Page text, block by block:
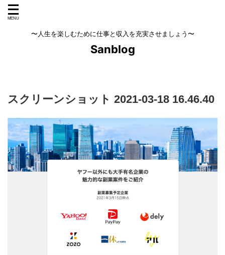
〜人生を楽しむために仕事と収入を充実させましょう〜
Sanblog
スクリーンショット 2021-03-18 16.46.40